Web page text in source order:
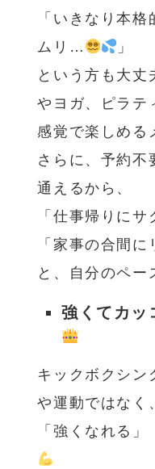
「いきなり本
ムリ…
」
という方も大丈
やヨガ、ピラテ
感覚で楽しめる
さらに、予約不
通えるから、
「仕事帰りにサ
「家事の合間
と、自分のペー
強くてカッ
キックボクシン
や運動ではなく
「強くなれる